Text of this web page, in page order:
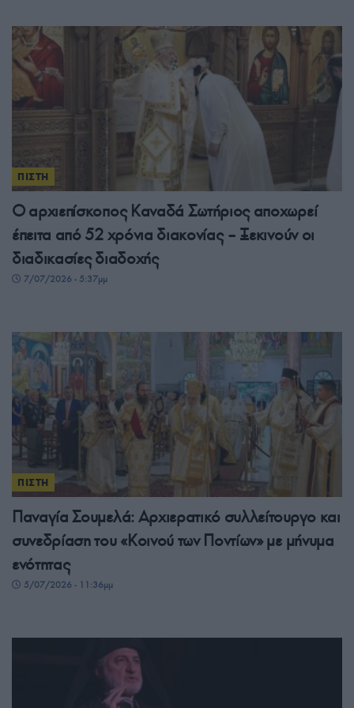
ΠΙΣΤΗ
Ο αρχιεπίσκοπος Καναδά Σωτήριος αποχωρεί
έπειτα από 52 χρόνια διακονίας – Ξεκινούν οι
διαδικασίες διαδοχής
7/07/2026 - 5:37μμ
ΠΙΣΤΗ
Παναγία Σουμελά: Αρχιερατικό συλλείτουργο και
συνεδρίαση του «Κοινού των Ποντίων» με μήνυμα
ενότητας
5/07/2026 - 11:36μμ